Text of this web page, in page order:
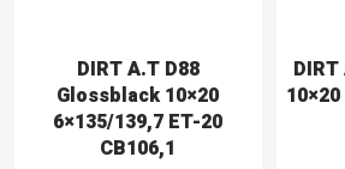
DIRT A.T D88
Glossblack 10×20
6×135/139,7 ET-20
CB106,1